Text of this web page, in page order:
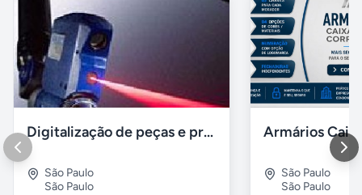
Digitalização de peças e produtos / impressão 3D polyworks
São Paulo
São Paulo
São Paulo
São Paulo